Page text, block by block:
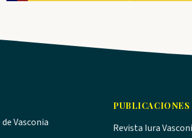
Vasconia
PUBLICACIONES
Revista Iura